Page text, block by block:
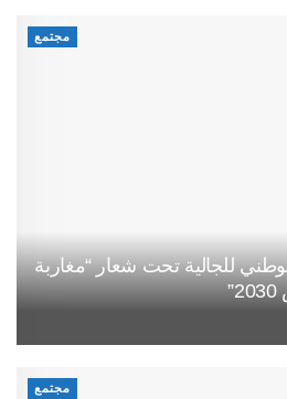
مجتمع
للجالية تحت شعار “مغاربة
مجتمع